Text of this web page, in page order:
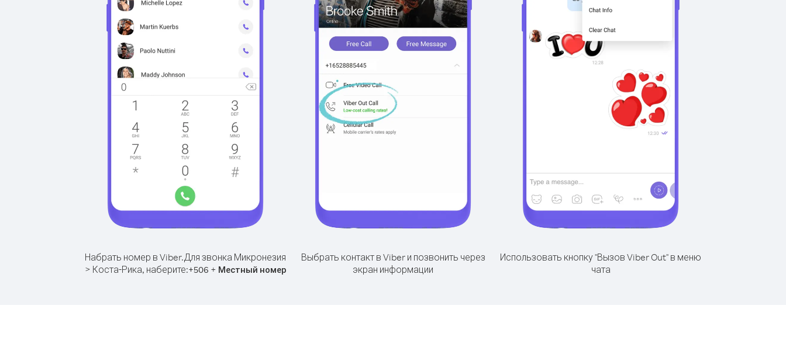
Набрать номер в Viber.Для звонка Микронезия
> Коста-Рика, наберите:+506 + Местный номер
Выбрать контакт в Viber и позвонить через
экран информации
Использовать кнопку "Вызов Viber Out" в меню
чата